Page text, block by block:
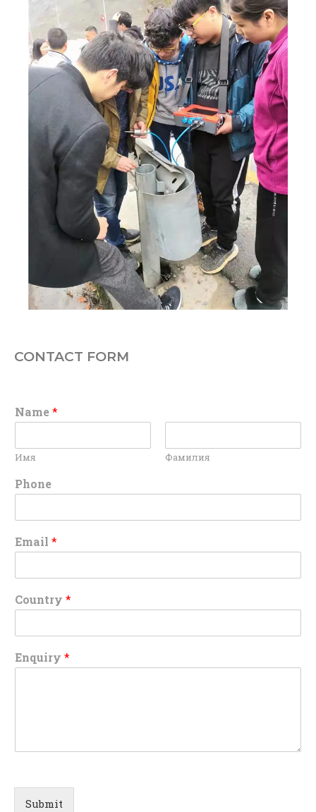
CONTACT FORM
Name*
Имя Фамилия
Phone
Email *
Country *
Enquiry *
Submit